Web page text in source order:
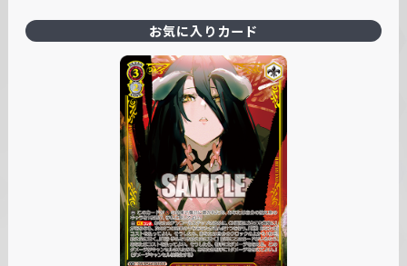
お気に入りカード